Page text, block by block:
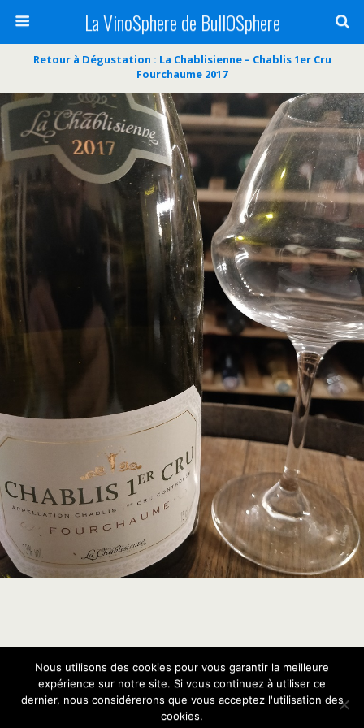
La VinoSphere de BullOSphere
Retour à Dégustation : La Chablisienne – Chablis 1er Cru
Fourchaume 2017
Retour au début
Nous utilisons des cookies pour vous garantir la meilleure
expérience sur notre site. Si vous continuez à utiliser ce
dernier, nous considérerons que vous acceptez l'utilisation des
cookies.